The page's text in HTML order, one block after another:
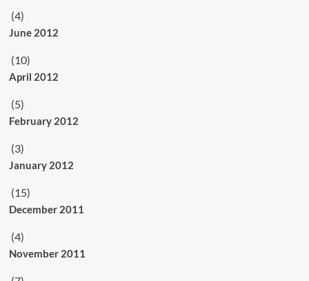
(4)
June 2012
(10)
April 2012
(5)
February 2012
(3)
January 2012
(15)
December 2011
(4)
November 2011